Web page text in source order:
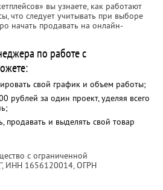
вы узнаете, как работают
что следует учитывать при выборе
начать продавать на онлайн-
по работе с
свой график и объем работы;
рублей за один проект, уделяя всего
продавать и выделять свой товар
с ограниченной
ИНН 1656120014, ОГРН